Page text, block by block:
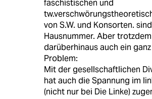
faschistischen und
von S.W. und Konsorten.
Hausnummer. Aber
darüberhinaus auch ein
Problem:
Mit der gesellschaftlichen
hat auch die Spannung im
(nicht nur bei Die Linke)